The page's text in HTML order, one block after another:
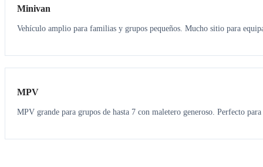
Minivan
Vehículo amplio para familias y grupos pequeños. Mucho sitio para
7 7
MPV
MPV grande para grupos de hasta 7 con maletero generoso. Perfecto para